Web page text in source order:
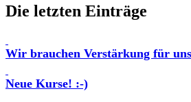
Die letzten Einträge
Wir brauchen Verstärkung für
Neue Kurse! :-)